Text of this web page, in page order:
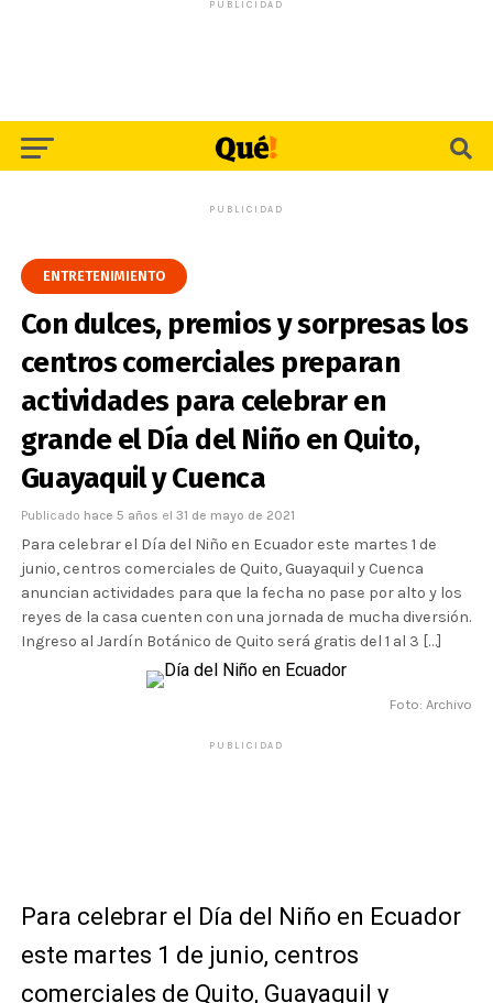
PUBLICIDAD
PUBLICIDAD
ENTRETENIMIENTO
Con dulces, premios y sorpresas los
centros comerciales preparan
actividades para celebrar en
grande el Día del Niño en Quito,
Guayaquil y Cuenca
Publicado hace 5 años el 31 de mayo de 2021
Para celebrar el Día del Niño en Ecuador este martes 1 de
junio, centros comerciales de Quito, Guayaquil y Cuenca
anuncian actividades para que la fecha no pase por alto y los
reyes de la casa cuenten con una jornada de mucha diversión.
Ingreso al Jardín Botánico de Quito será gratis del 1 al 3 […]
Foto: Archivo
PUBLICIDAD
Para celebrar el Día del Niño en Ecuador
este martes 1 de junio, centros
comerciales de Quito, Guayaquil y